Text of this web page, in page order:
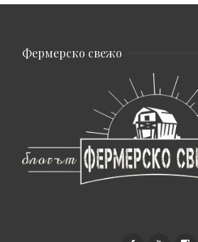
Фермерско свежо